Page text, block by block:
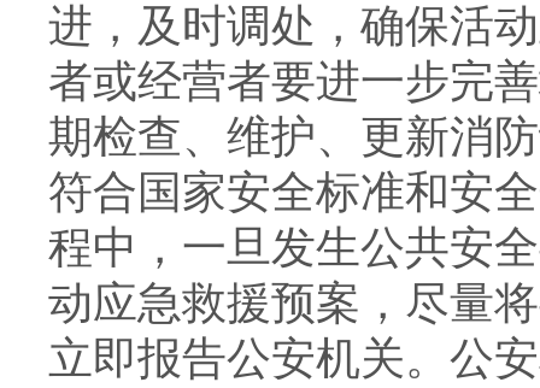
进，及时调处，确保活
者或经营者要进一步完
期检查、维护、更新消
符合国家安全标准和安
程中，一旦发生公共安
动应急救援预案，尽量
立即报告公安机关。公